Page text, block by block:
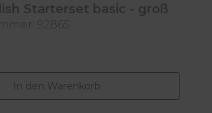
Starterset basic - groß
92865
In den Warenkorb